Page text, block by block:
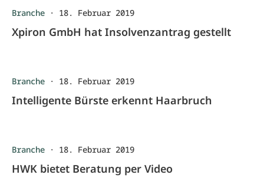
Branche · 18. Februar 2019
Xpiron GmbH hat Insolvenzantrag gestellt
Branche · 18. Februar 2019
Intelligente Bürste erkennt Haarbruch
Branche · 18. Februar 2019
HWK bietet Beratung per Video